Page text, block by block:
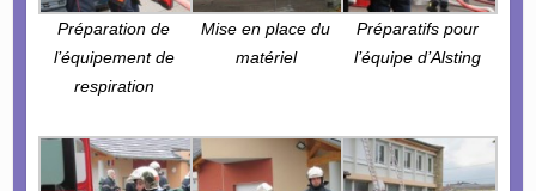
Préparation de
l’équipement de
respiration
Mise en place du
matériel
Préparatifs pour
l’équipe d’Alsting